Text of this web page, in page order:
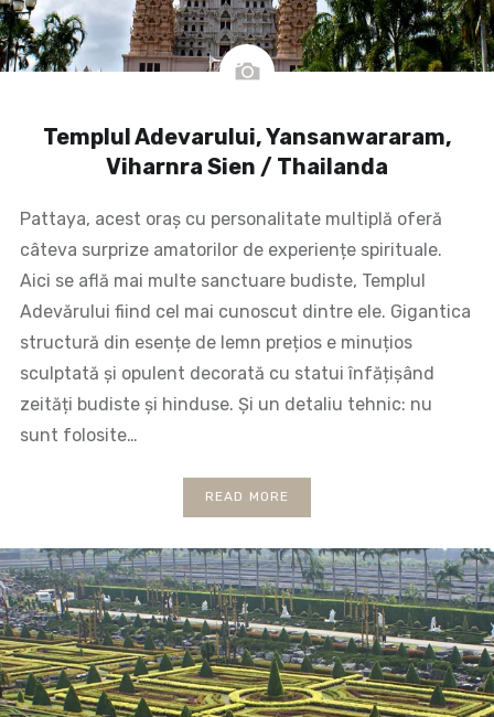
Templul Adevarului, Yansanwararam,
Viharnra Sien / Thailanda
Pattaya, acest oraș cu personalitate multiplă oferă
câteva surprize amatorilor de experiențe spirituale.
Aici se află mai multe sanctuare budiste, Templul
Adevărului fiind cel mai cunoscut dintre ele. Gigantica
structură din esențe de lemn prețios e minuțios
sculptată și opulent decorată cu statui înfățișând
zeități budiste și hinduse. Și un detaliu tehnic: nu
sunt folosite…
READ MORE